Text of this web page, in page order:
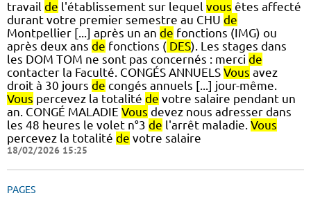
travail de l'établissement sur lequel vous êtes affecté
durant votre premier semestre au CHU de
Montpellier [...] après un an de fonctions (IMG) ou
après deux ans de fonctions ( DES). Les stages dans
les DOM TOM ne sont pas concernés : merci de
contacter la Faculté. CONGÉS ANNUELS Vous avez
droit à 30 jours de congés annuels [...] jour-même.
Vous percevez la totalité de votre salaire pendant un
an. CONGÉ MALADIE Vous devez nous adresser dans
les 48 heures le volet n°3 de l'arrêt maladie. Vous
percevez la totalité de votre salaire
18/02/2026 15:25
PAGES